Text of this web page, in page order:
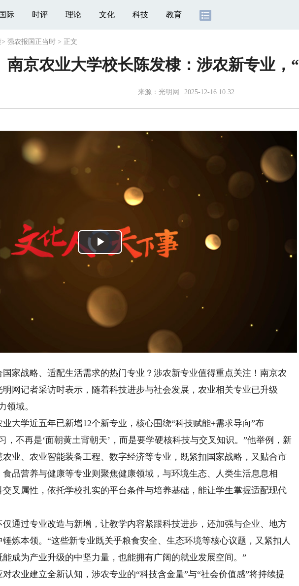
国际 时评 理论 文化 科技 教育
> 强农报国正当时 > 正文
南京农业大学校长陈发棣：涉农新专业，
来源： 光明网 2025-12-16 10:32
Video
Player
is
loading.Play
战略、适配生活需求的热门专业？涉农新专业值得重点关注！南京农
网记者采访时表示，随着科技进步与社会发展，农业相关专业已升级
领域。
学近五年已新增12个新专业，核心围绕“科技赋能+需求导向”布
，不再是‘面朝黄土背朝天’，而是要学硬核科技与交叉知识。”他举例，新
业、农业智能装备工程、数字经济等专业，既紧扣国家战略，又贴合市
品营养与健康等专业则聚焦健康领域，与环境生态、人类生活息息相
叉属性，依托学校扎实的平台条件与培养基础，能让学生掌握适配现代
过专业改造与新增，让教学内容紧跟科技进步，还加强与企业、地方
炼本领。“这些新专业既关乎粮食安全、生态环境等核心议题，又紧扣人
成为产业升级的中坚力量，也能拥有广阔的就业发展空间。”
业建立全新认知，涉农专业的“科技含金量”与“社会价值感”将持续提